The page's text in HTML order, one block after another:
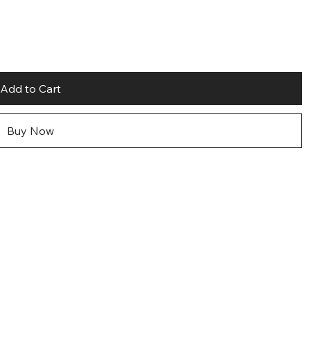
Add to Cart
Buy Now